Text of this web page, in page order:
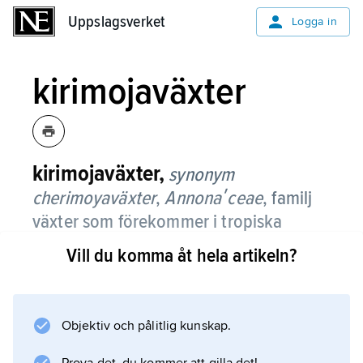
Uppslagsverket Logga in
kirimojaväxter
kirimojaväxter, synonym
cherimoyaväxter,Annonaʹceae,familj
växter som förekommer i tropiska
trakter och omfattar cirka 2 100 arter,
vilka med något enstaka undantag är
och oftast ständigt gröna.
Bladen är enkla, hela och sitter oftast strödda.
Vill du komma åt hela artikeln?
Objektiv och pålitlig kunskap.